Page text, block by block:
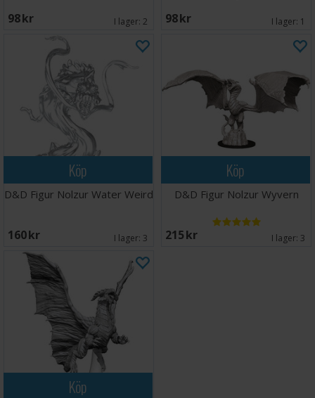
98 SEK I lager: 2 98 SEK I lager: 1
Köp
D&D Figur Nolzur Water Weird
160 SEK I lager: 3
Köp
D&D Figur Nolzur Wyvern
215 SEK I lager: 3
Köp